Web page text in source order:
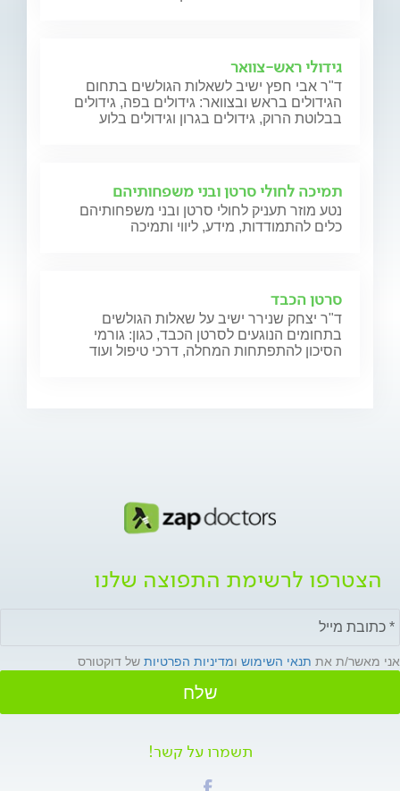
גידולי ראש-צוואר
ד"ר אבי חפץ ישיב לשאלות הגולשים בתחום
הגידולים בראש ובצוואר: גידולים בפה, גידולים
בבלוטת הרוק, גידולים בגרון וגידולים בלוע
תמיכה לחולי סרטן ובני משפחותיהם
נטע מוזר תעניק לחולי סרטן ובני משפחותיהם
כלים להתמודדות, מידע, ליווי ותמיכה
סרטן הכבד
ד"ר יצחק שנירר ישיב על שאלות הגולשים
בתחומים הנוגעים לסרטן הכבד, כגון: גורמי
הסיכון להתפתחות המחלה, דרכי טיפול ועוד
הצטרפו לרשימת התפוצה שלנו
אני מאשר/ת את תנאי השימוש ומדיניות הפרטיות של דוקטורס
שלח
תשמרו על קשר!